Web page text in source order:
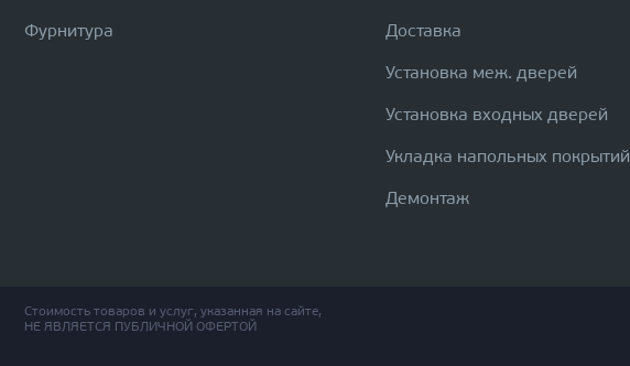
Фурнитура Доставка
Установка меж. дверей
Установка входных дверей
Укладка напольных покрытий
Демонтаж
Стоимость товаров и услуг, указанная на сайте,
НЕ ЯВЛЯЕТСЯ ПУБЛИЧНОЙ ОФЕРТОЙ